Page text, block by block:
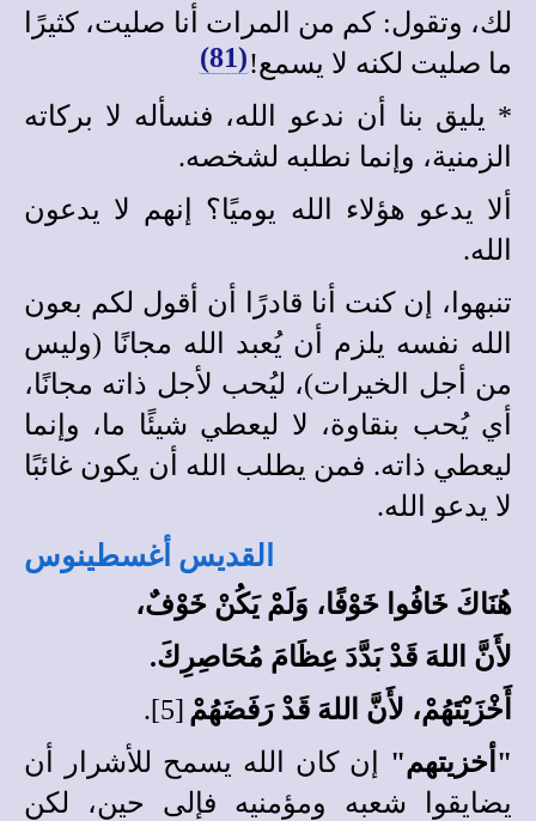
لك، وتقول: كم من المرات أنا صليت، كثيرًا
ما صليت لكنه لا يسمع!(81)
* يليق بنا أن ندعو الله، فنسأله لا بركاته
الزمنية، وإنما نطلبه لشخصه.
ألا يدعو هؤلاء الله يوميًا؟ إنهم لا يدعون
الله.
تنبهوا، إن كنت أنا قادرًا أن أقول لكم بعون
الله نفسه يلزم أن يُعبد الله مجانًا (وليس
من أجل الخيرات)، ليُحب لأجل ذاته مجانًا،
أي يُحب بنقاوة، لا ليعطي شيئًا ما، وإنما
ليعطي ذاته. فمن يطلب الله أن يكون غائبًا
لا يدعو الله.
القديس أغسطينوس
هُنَاكَ خَافُوا خَوْفًا، وَلَمْ يَكُنْ خَوْفٌ،
لأَنَّ اللهَ قَدْ بَدَّدَ عِظَامَ مُحَاصِرِكَ.
أَخْزَيْتَهُمْ، لأَنَّ اللهَ قَدْ رَفَضَهُمْ [5].
"أخزيتهم" إن كان الله يسمح للأشرار أن
يضايقوا شعبه ومؤمنيه فإلى حين، لكن